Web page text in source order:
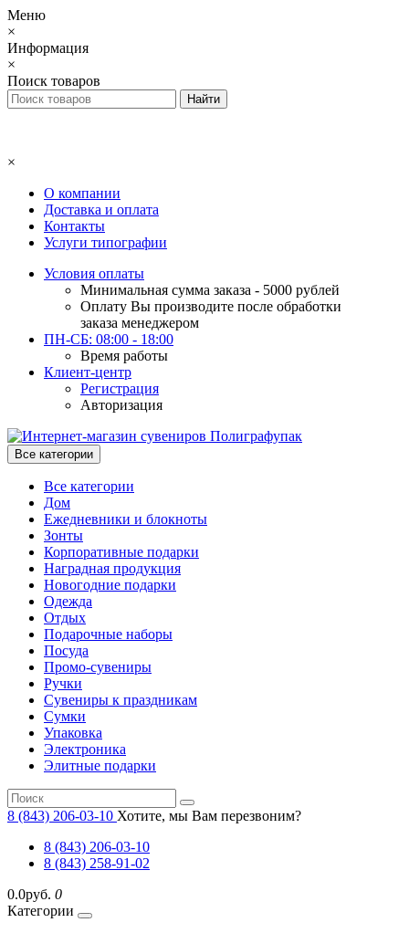
Меню
×
Информация
×
Поиск товаров
×
О компании
Доставка и оплата
Контакты
Услуги типографии
Условия оплаты
Минимальная сумма заказа - 5000 рублей
Оплату Вы производите после обработки
заказа менеджером
ПН-СБ: 08:00 - 18:00
Время работы
Клиент-центр
Регистрация
Авторизация
Все категории
Все категории
Дом
Ежедневники и блокноты
Зонты
Корпоративные подарки
Наградная продукция
Новогодние подарки
Одежда
Отдых
Подарочные наборы
Посуда
Промо-сувениры
Ручки
Сувениры к праздникам
Сумки
Упаковка
Электроника
Элитные подарки
8 (843) 206-03-10 Хотите, мы Вам перезвоним?
8 (843) 206-03-10
8 (843) 258-91-02
0.0руб. 0
Категории